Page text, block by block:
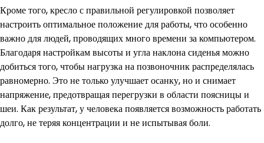
Кроме того, кресло с правильной регулировкой позволяет
настроить оптимальное положение для работы, что особенно
важно для людей, проводящих много времени за компьютером.
Благодаря настройкам высоты и угла наклона сиденья можно
добиться того, чтобы нагрузка на позвоночник распределялась
равномерно. Это не только улучшает осанку, но и снимает
напряжение, предотвращая перегрузки в области поясницы и
шеи. Как результат, у человека появляется возможность работать
долго, не теряя концентрации и не испытывая боли.